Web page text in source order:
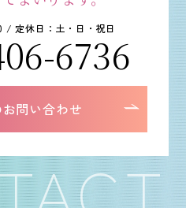
/ 定休日：土・日・祝日
6736
問い合わせ